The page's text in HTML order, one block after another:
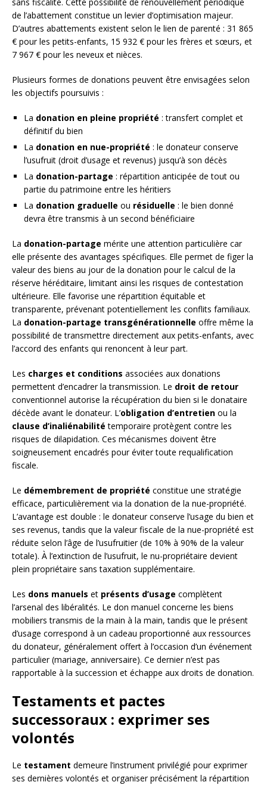
de l’abattement constitue un levier d’optimisation majeur.
D’autres abattements existent selon le lien de parenté : 31 865
€ pour les petits-enfants, 15 932 € pour les frères et sœurs, et
7 967 € pour les neveux et nièces.
Plusieurs formes de donations peuvent être envisagées selon
les objectifs poursuivis :
La donation en pleine propriété : transfert complet et
définitif du bien
La donation en nue-propriété : le donateur conserve
l’usufruit (droit d’usage et revenus) jusqu’à son décès
La donation-partage : répartition anticipée de tout ou
partie du patrimoine entre les héritiers
La donation graduelle ou résiduelle : le bien donné
devra être transmis à un second bénéficiaire
La donation-partage mérite une attention particulière car
elle présente des avantages spécifiques. Elle permet de figer la
valeur des biens au jour de la donation pour le calcul de la
réserve héréditaire, limitant ainsi les risques de contestation
ultérieure. Elle favorise une répartition équitable et
transparente, prévenant potentiellement les conflits familiaux.
La donation-partage transgénérationnelle offre même la
possibilité de transmettre directement aux petits-enfants, avec
l’accord des enfants qui renoncent à leur part.
Les charges et conditions associées aux donations
permettent d’encadrer la transmission. Le droit de retour
conventionnel autorise la récupération du bien si le donataire
décède avant le donateur. L’obligation d’entretien ou la
clause d’inaliénabilité temporaire protègent contre les
risques de dilapidation. Ces mécanismes doivent être
soigneusement encadrés pour éviter toute requalification
fiscale.
Le démembrement de propriété constitue une stratégie
efficace, particulièrement via la donation de la nue-propriété.
L’avantage est double : le donateur conserve l’usage du bien et
ses revenus, tandis que la valeur fiscale de la nue-propriété est
réduite selon l’âge de l’usufruitier (de 10% à 90% de la valeur
totale). À l’extinction de l’usufruit, le nu-propriétaire devient
plein propriétaire sans taxation supplémentaire.
Les dons manuels et présents d’usage complètent
l’arsenal des libéralités. Le don manuel concerne les biens
mobiliers transmis de la main à la main, tandis que le présent
d’usage correspond à un cadeau proportionné aux ressources
du donateur, généralement offert à l’occasion d’un événement
particulier (mariage, anniversaire). Ce dernier n’est pas
rapportable à la succession et échappe aux droits de donation.
Testaments et pactes
successoraux : exprimer ses
volontés
Le testament demeure l’instrument privilégié pour exprimer
ses dernières volontés et organiser précisément la répartition